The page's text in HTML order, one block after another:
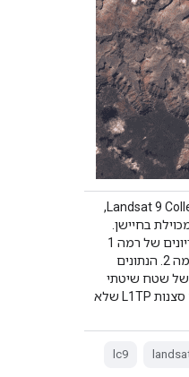
ערכי DN של Landsat 9 Collection 2 Tier 2,
בחיישן.
סצנות שלא עומדות בקריטריונים של רמה 1
במהלך העיבוד משויכות לרמה 2. הנתונים
של שטח שיטתי
(L1GT) ושיטתי (L1GS), וגם סצנות L1TP שלא
lc9